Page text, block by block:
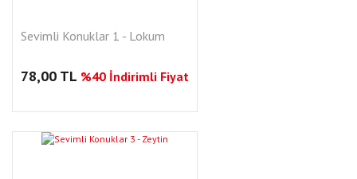
Sevimli Konuklar 1 - Lokum
78,00 TL %40 İndirimli Fiyat